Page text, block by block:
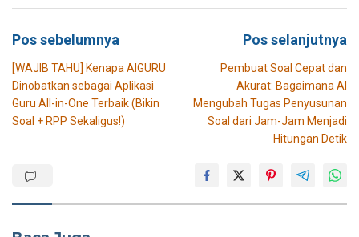
pos
Pos sebelumnya
[WAJIB TAHU] Kenapa AIGURU
Dinobatkan sebagai Aplikasi
Guru All-in-One Terbaik (Bikin
Soal + RPP Sekaligus!)
Pos selanjutnya
Pembuat Soal Cepat dan
Akurat: Bagaimana AI
Mengubah Tugas Penyusunan
Soal dari Jam-Jam Menjadi
Hitungan Detik